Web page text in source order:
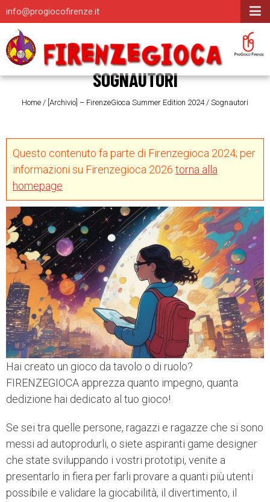
info@progiocofirenze.it
SOGNAUTORI
Home / [Archivio] – FirenzeGioca Summer Edition 2024/ Sognautori
Questo contenuto fa parte di Firenzegioca 2024; per
informazioni su Firenzegioca 2026 torna alla
homepage
Hai creato un gioco da tavolo o di ruolo?
FIRENZEGIOCA apprezza quanto impegno, quanta
dedizione hai dedicato al tuo gioco!
Se sei tra quelle persone, ragazzi e ragazze che si sono
messi ad autoprodurli, o siete aspiranti game designer
che state sviluppando i vostri prototipi, venite a
presentarlo in fiera per farli provare a quanti più utenti
possibile e validare la giocabilità, il divertimento, il